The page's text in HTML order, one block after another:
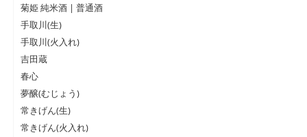
菊姫 純米酒 | 普通酒
手取川(生)
手取川(火入れ)
吉田蔵
春心
夢醸(むじょう)
常きげん(生)
常きげん(火入れ)